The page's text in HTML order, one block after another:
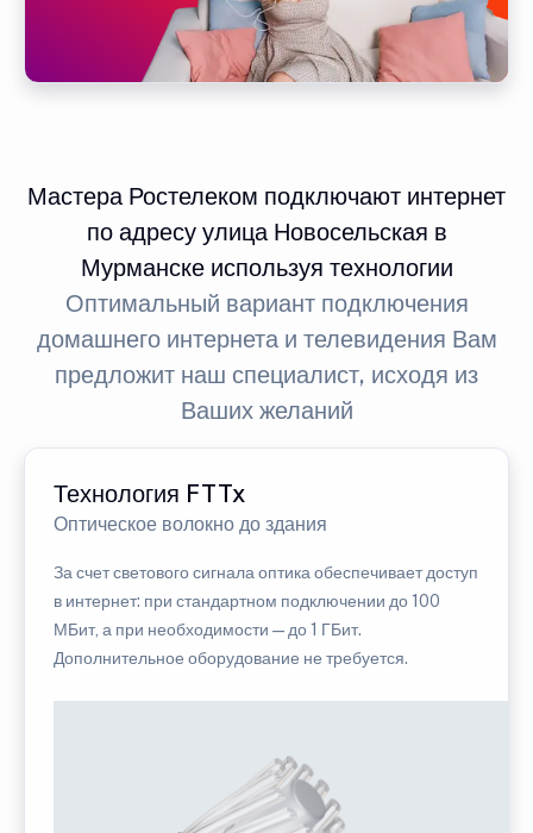
Мастера Ростелеком подключают интернет
по адресу улица Новосельская в
Мурманске используя технологии
Оптимальный вариант подключения
домашнего интернета и телевидения Вам
предложит наш специалист, исходя из
Ваших желаний
Технология FTTx
Оптическое волокно до здания
За счет светового сигнала оптика обеспечивает доступ
в интернет: при стандартном подключении до 100
МБит, а при необходимости — до 1 ГБит.
Дополнительное оборудование не требуется.